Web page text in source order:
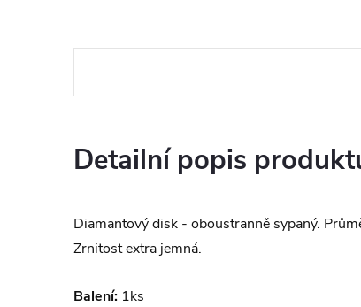
Detailní popis
Diamantový disk - oboustranně sypaný.
Zrnitost extra jemná.
Balení: 1ks